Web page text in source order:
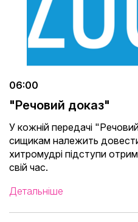
06:00
"Речовий доказ"
У кожній передачі
сищикам належить
хитромудрі підступи
свій час.
Детальніше